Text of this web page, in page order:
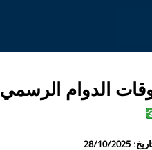
الدوام الرسمي
28/10/2025